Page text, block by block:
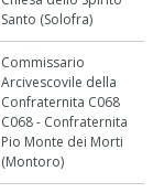
Santo (Solofra)
Commissario
Arcivescovile della
Confraternita C068
C068 - Confraternita
Pio Monte dei Morti
(Montoro)